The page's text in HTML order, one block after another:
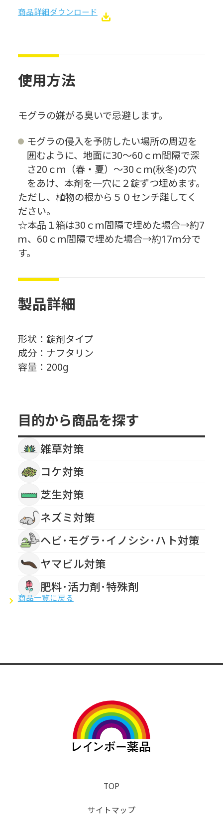
商品詳細ダウンロード
使用方法
モグラの嫌がる臭いで忌避します。
モグラの侵入を予防したい場所の周辺を
囲むように、地面に30～60ｃｍ間隔で深
さ20ｃｍ（春・夏）～30ｃｍ(秋冬)の穴
をあけ、本剤を一穴に２錠ずつ埋めます。
ただし、植物の根から５０センチ離してく
ださい。
☆本品１箱は30ｃｍ間隔で埋めた場合→約7
ｍ、60ｃｍ間隔で埋めた場合→約17ｍ分で
す。
製品詳細
形状：錠剤タイプ
成分：ナフタリン
容量：200g
商品一覧に戻る
目的から商品を探す
雑草対策
コケ対策
芝生対策
ネズミ対策
ヘビ･モグラ･イノシシ･ハト対策
ヤマビル対策
肥料･活力剤･特殊剤
TOP
サイトマップ